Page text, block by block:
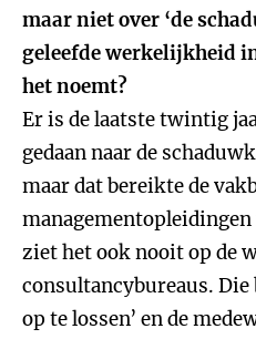
maar niet over ‘de
geleefde werkelijkheid
het noemt?
Er is de laatste twintig
gedaan naar de
maar dat bereikte de
ziet het ook nooit op de
consultancybureaus. Die
op te lossen’ en de